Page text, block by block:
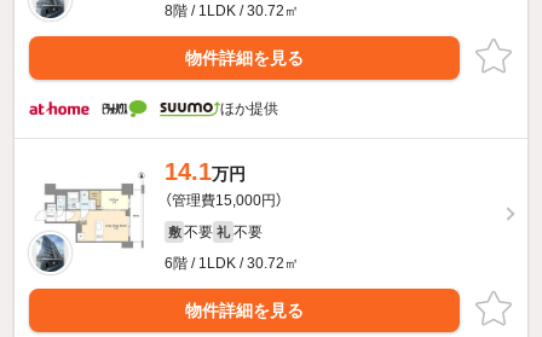
8階 / 1LDK / 30.72㎡
物件詳細を見る
ほか提供
14.1万円
（管理費15,000円）
敷 不要 礼 不要
6階 / 1LDK / 30.72㎡
物件詳細を見る